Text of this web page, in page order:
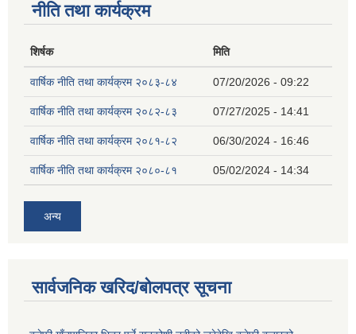
नीति तथा कार्यक्रम
शिर्षक मिति
वार्षिक नीति तथा कार्यक्रम २०८३-८४ 07/20/2026 - 09:22
वार्षिक नीति तथा कार्यक्रम २०८२-८३ 07/27/2025 - 14:41
वार्षिक नीति तथा कार्यक्रम २०८१-८२ 06/30/2024 - 16:46
वार्षिक नीति तथा कार्यक्रम २०८०-८१ 05/02/2024 - 14:34
अन्य
सार्वजनिक खरिद/बोलपत्र सूचना